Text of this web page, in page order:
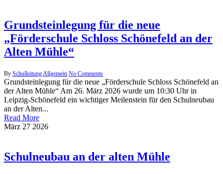
Grundsteinlegung für die neue
„Förderschule Schloss Schönefeld an der
Alten Mühle“
By SchulleitungAllgemein No Comments
Grundsteinlegung für die neue „Förderschule Schloss Schönefeld an
der Alten Mühle“ Am 26. März 2026 wurde um 10:30 Uhr in
Leipzig-Schönefeld ein wichtiger Meilenstein für den Schulneubau
an der Alten...
Read More
März 27 2026
Schulneubau an der alten Mühle